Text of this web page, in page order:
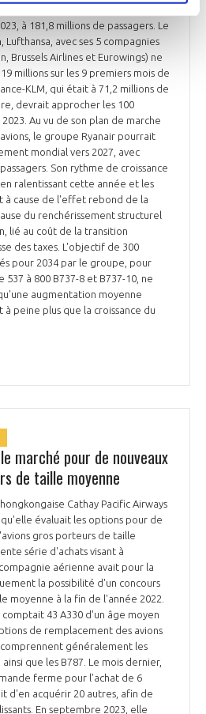
à 181,8 millions de passagers. Le
avec ses 5 compagnies
Brussels Airlines et Eurowings) ne
millions sur les 9 premiers mois de
KLM, qui était à 71,2 millions de
devrait approcher les 100
Au vu de son plan de marche
le groupe Ryanair pourrait
mondial vers 2027, avec
Son rythme de croissance
ralentissant cette année et les
à cause de l'effet rebond de la
du renchérissement structurel
lié au coût de la transition
des taxes. L'objectif de 300
pour 2034 par le groupe, pour
à 800 B737-8 et B737-10, ne
augmentation moyenne
à peine plus que la croissance du
marché pour de nouveaux
de taille moyenne
Cathay Pacific Airways
évaluait les options pour de
gros porteurs de taille
série d'achats visant à
aérienne avait pour la
la possibilité d'un concours
moyenne à la fin de l'année 2022.
43 A330 d'un âge moyen
de remplacement des avions
généralement les
que les B787. Le mois dernier,
ferme pour l'achat de 6
d'en acquérir 20 autres, afin de
En septembre 2023, elle